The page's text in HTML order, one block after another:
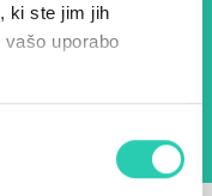
ki ste jim jih
uporabo
sem
za